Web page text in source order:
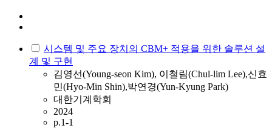
시스템 및 주요 장치의 CBM+ 적용을 위한 솔루션 설
계 및 구현
김영선(Young-seon Kim), 이철림(Chul-lim Lee),신효
민(Hyo-Min Shin),박연경(Yun-Kyung Park)
대한기계학회
2024
p.1-1